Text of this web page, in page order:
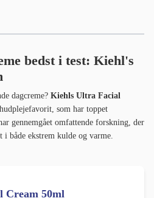
bedst i test: Kiehl's
dagcreme? Kiehls Ultra Facial
som har toppet
gennemgået omfattende forskning, der
i både ekstrem kulde og varme.
Cream 50ml